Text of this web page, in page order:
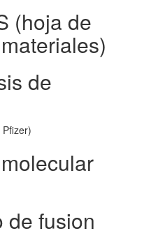
(hoja de
de
de fusion